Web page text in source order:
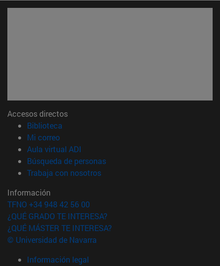
Accesos directos
Biblioteca
Mi correo(abre en nueva ventana)
Aula virtual ADI
Búsqueda de personas(abre en nueva ventana)
Trabaja con nosotros(abre en nueva ventana)
Información
TFNO +34 948 42 56 00
¿QUÉ GRADO TE INTERESA?
¿QUÉ MÁSTER TE INTERESA?
© Universidad de Navarra
Información legal